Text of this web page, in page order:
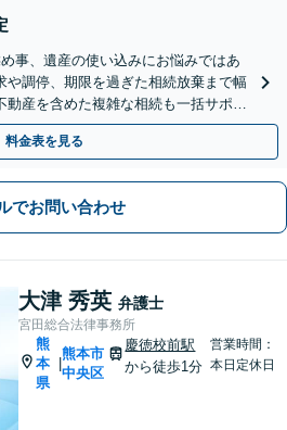
事、遺産の使い込みにお悩みではあ
や調停、期限を過ぎた相続放棄まで幅
産を含めた複雑な相続も一括サポー
夜間面談可】
料金表を見る
でお問い合わせ
大津 秀英 弁護士
宮田総合法律事務所
熊
本
県
熊本市
中央区
慶徳校前駅
から徒歩1分
営業時間：
本日定休日